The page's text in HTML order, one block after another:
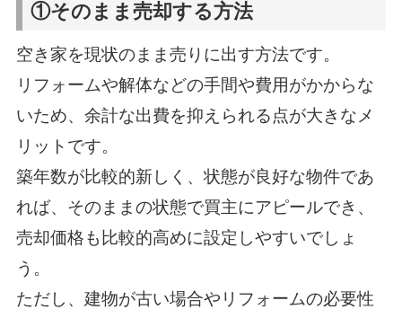
①そのまま売却する方法
空き家を現状のまま売りに出す方法です。
リフォームや解体などの手間や費用がかからな
いため、余計な出費を抑えられる点が大きなメ
リットです。
築年数が比較的新しく、状態が良好な物件であ
れば、そのままの状態で買主にアピールでき、
売却価格も比較的高めに設定しやすいでしょ
う。
ただし、建物が古い場合やリフォームの必要性